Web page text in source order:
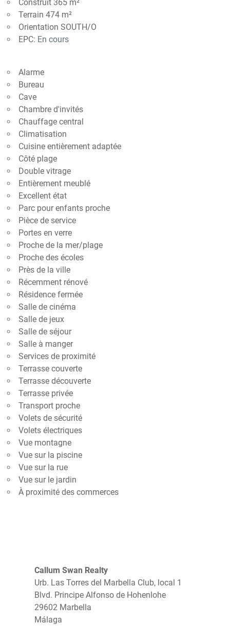
Construit 365 m²
Terrain 474 m²
Orientation SOUTH/O
EPC: En cours
Alarme
Bureau
Cave
Chambre d'invités
Chauffage central
Climatisation
Cuisine entièrement adaptée
Côté plage
Double vitrage
Entièrement meublé
Excellent état
Parc pour enfants proche
Pièce de service
Portes en verre
Proche de la mer/plage
Proche des écoles
Près de la ville
Récemment rénové
Résidence fermée
Salle de cinéma
Salle de jeux
Salle de séjour
Salle à manger
Services de proximité
Terrasse couverte
Terrasse découverte
Terrasse privée
Transport proche
Volets de sécurité
Volets électriques
Vue montagne
Vue sur la piscine
Vue sur la rue
Vue sur le jardin
À proximité des commerces
Callum Swan Realty
Urb. Las Torres del Marbella Club, local 1
Blvd. Principe Alfonso de Hohenlohe
29602 Marbella
Málaga